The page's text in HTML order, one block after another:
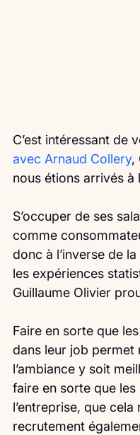
C’est intéressant de
avec Arnaud Collery,
nous étions arrivés à
S’occuper de ses
comme
donc à l’inverse de
les expériences
Guillaume Olivier
Faire en sorte que
dans leur job permet
l’ambiance y soit
faire en sorte que
l’entreprise, que
recrutement